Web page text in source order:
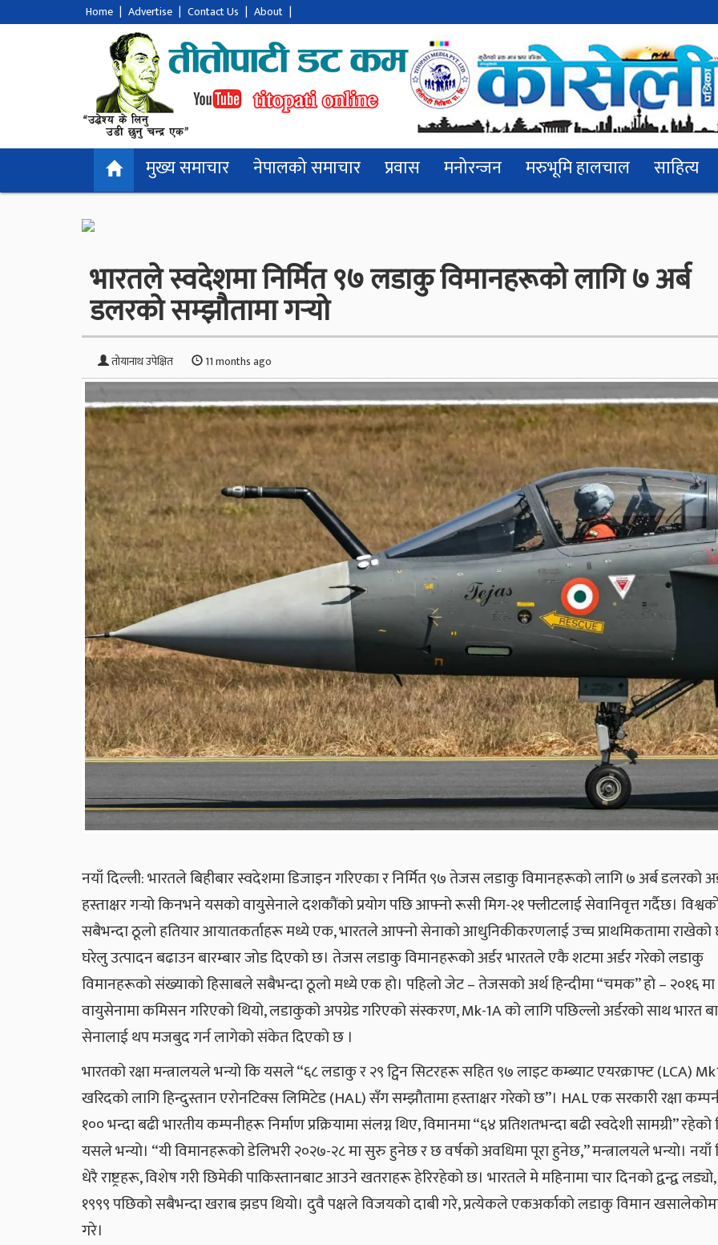
Home | Advertise | Contact Us | About |
मुख्य समाचार नेपालको समाचार प्रवास मनोरन्जन मरुभूमि हालचाल साहित्य
भारतले स्वदेशमा निर्मित ९७ लडाकु विमानहरूको लागि ७ अर्ब
डलरको सम्झौतामा गर्‍यो
तोयानाथ उपेक्षित 11 months ago
नयाँ दिल्ली: भारतले बिहीबार स्वदेशमा डिजाइन गरिएका र निर्मित ९७ तेजस लडाकु विमानहरूको लागि ७ अर्ब डलरको
हस्ताक्षर गर्‍यो किनभने यसको वायुसेनाले दशकौंको प्रयोग पछि आफ्नो रूसी मिग-२१ फ्लीटलाई सेवानिवृत्त गर्दैछ।
सबैभन्दा ठूलो हतियार आयातकर्ताहरू मध्ये एक, भारतले आफ्नो सेनाको आधुनिकीकरणलाई उच्च प्राथमिकतामा राखेको
घरेलु उत्पादन बढाउन बारम्बार जोड दिएको छ। तेजस लडाकु विमानहरूको अर्डर भारतले एकै शटमा अर्डर गरेको लडाकु
विमानहरूको संख्याको हिसाबले सबैभन्दा ठूलो मध्ये एक हो। पहिलो जेट – तेजसको अर्थ हिन्दीमा “चमक” हो – २०१६ मा
वायुसेनामा कमिसन गरिएको थियो, लडाकुको अपग्रेड गरिएको संस्करण, Mk-1A को लागि पछिल्लो अर्डरको साथ भारत
सेनालाई थप मजबुद गर्न लागेको संकेत दिएको छ ।
भारतको रक्षा मन्त्रालयले भन्यो कि यसले “६८ लडाकु र २९ ट्विन सिटरहरू सहित ९७ लाइट कम्ब्याट एयरक्राफ्ट (LCA)
खरिदको लागि हिन्दुस्तान एरोनटिक्स लिमिटेड (HAL) सँग सम्झौतामा हस्ताक्षर गरेको छ”। HAL एक सरकारी रक्षा
१०० भन्दा बढी भारतीय कम्पनीहरू निर्माण प्रक्रियामा संलग्न थिए, विमानमा “६४ प्रतिशतभन्दा बढी स्वदेशी सामग्री” रहेको
यसले भन्यो। “यी विमानहरूको डेलिभरी २०२७-२८ मा सुरु हुनेछ र छ वर्षको अवधिमा पूरा हुनेछ,” मन्त्रालयले भन्यो। नयाँ
धेरै राष्ट्रहरू, विशेष गरी छिमेकी पाकिस्तानबाट आउने खतराहरू हेरिरहेको छ। भारतले मे महिनामा चार दिनको द्वन्द्व
१९९९ पछिको सबैभन्दा खराब झडप थियो। दुवै पक्षले विजयको दाबी गरे, प्रत्येकले एकअर्काको लडाकु विमान
गरे।